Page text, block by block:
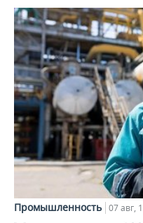
Промышленность 07 авг,